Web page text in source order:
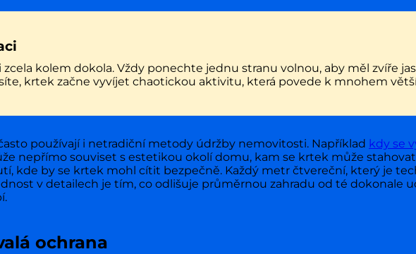
kolem dokola. Vždy ponechte jednu stranu volnou, aby měl zvíře
krtek začne vyvíjet chaotickou aktivitu, která povede k mnohem
používají i netradiční metody údržby nemovitosti. Například kdy se
nepřímo souviset s estetikou okolí domu, kam se krtek může
kde by se krtek mohl cítit bezpečně. Každý metr čtvereční, který je
v detailech je tím, co odlišuje průměrnou zahradu od té dokonale
ochrana